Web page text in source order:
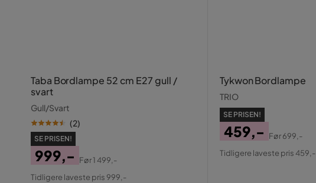
Taba Bordlampe 52 cm E27 gull /
svart
Gull/Svart
(2)
SE PRISEN!
Pris
999,-
Original
Før1 499,-
Tidligere laveste pris 999,-
Tykwon Bordlampe
TRIO
SE PRISEN!
Pris
459,-
Original
Før699,-
Tidligere laveste pris 459,-